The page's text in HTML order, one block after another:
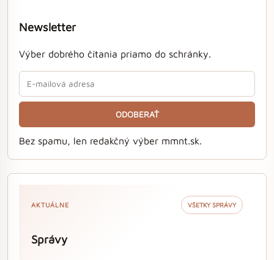
Newsletter
Výber dobrého čítania priamo do schránky.
ODOBERAŤ
Bez spamu, len redakčný výber mmnt.sk.
AKTUÁLNE VŠETKY SPRÁVY
Správy